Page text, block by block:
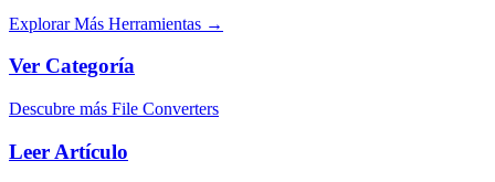
Explorar Más Herramientas →
Ver Categoría
Descubre más File Converters
Leer Artículo